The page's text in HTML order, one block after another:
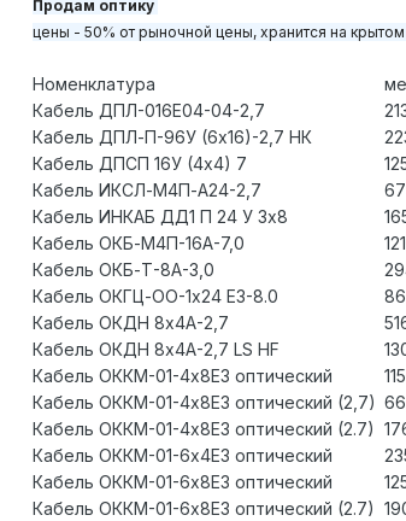
Продам оптику
цены - 50% от рыночной цены, хранится на
Номенклатура
Кабель ДПЛ-016Е04-04-2,7
Кабель ДПЛ-П-96У (6х16)-2,7 НК
Кабель ДПСП 16У (4х4) 7
Кабель ИКСЛ-М4П-А24-2,7
Кабель ИНКАБ ДД1 П 24 У 3х8
Кабель ОКБ-М4П-16А-7,0
Кабель ОКБ-Т-8А-3,0
Кабель ОКГЦ-ОО-1х24 Е3-8.0
Кабель ОКДН 8х4А-2,7
Кабель ОКДН 8х4А-2,7 LS HF
Кабель ОККМ-01-4х8Е3 оптический
Кабель ОККМ-01-4х8Е3 оптический (2,7)
Кабель ОККМ-01-4х8Е3 оптический (2.7)
Кабель ОККМ-01-6х4Е3 оптический
Кабель ОККМ-01-6х8Е3 оптический
Кабель ОККМ-01-6х8Е3 оптический (2.7)